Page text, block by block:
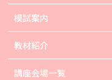
模試案内
教材紹介
講座会場一覧